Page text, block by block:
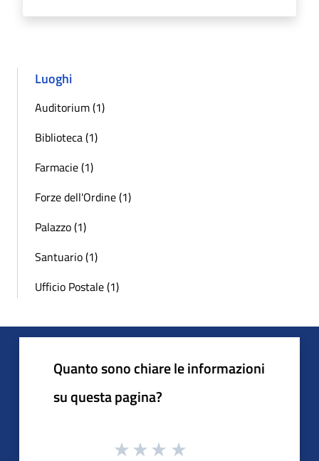
Luoghi
Auditorium (1)
Biblioteca (1)
Farmacie (1)
Forze dell'Ordine (1)
Palazzo (1)
Santuario (1)
Ufficio Postale (1)
Quanto sono chiare le informazioni
su questa pagina?